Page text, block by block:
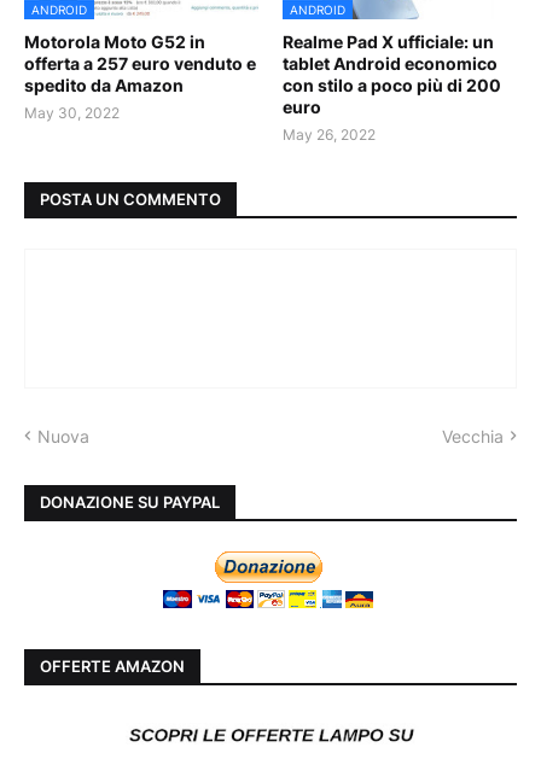
ANDROID
Motorola Moto G52 in
offerta a 257 euro venduto e
spedito da Amazon
May 30, 2022
ANDROID
Realme Pad X ufficiale: un
tablet Android economico
con stilo a poco più di 200
euro
May 26, 2022
POSTA UN COMMENTO
Nuova Vecchia
DONAZIONE SU PAYPAL
OFFERTE AMAZON